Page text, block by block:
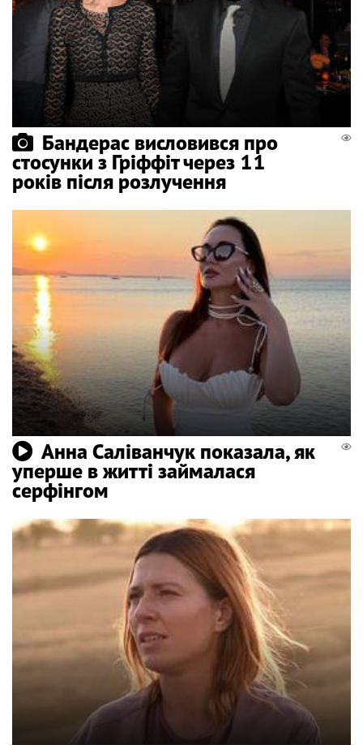
Бандерас висловився про
стосунки з Гріффіт через 11
років після розлучення
Анна Саліванчук показала, як
уперше в житті займалася
серфінгом